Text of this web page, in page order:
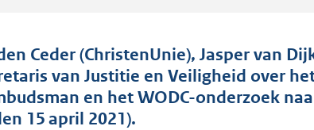
t
a
n
Ceder (ChristenUnie), Jasper van
van Justitie en Veiligheid over
en het WODC-onderzoek
15 april 2021).